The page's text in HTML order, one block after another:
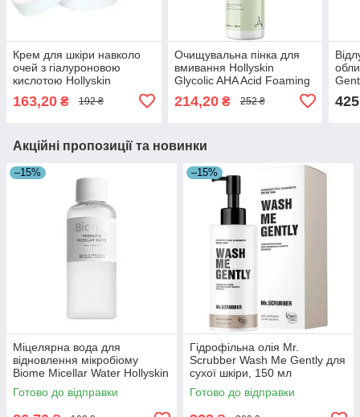
Крем для шкіри навколо
очей з гіалуроновою
кислотою Hollyskin
Hyaluronic Acid Eye Cream,
10 мл (4823109700666)
163,20 ₴ 192 ₴
Очищувальна пінка для
вмивання Hollyskin
Glycolic AHA Acid Foaming
(4823109700222)
214,20₴ 252 ₴ 425
Акційні пропозиції та новинки
–15%
Міцелярна вода для
відновлення мікробіому
Biome Micellar Water Hollyskin
60 мл(4823109704770)
Готово до відправки
–15%
Гідрофільна олія Mr.
Scrubber Wash Me Gently для
сухої шкіри, 150 мл
(4820200230214)
Готово до відправки